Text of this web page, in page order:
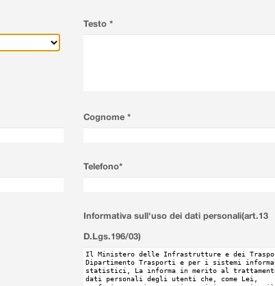
Testo *
Cognome *
Telefono*
Informativa sull'uso dei dati personali(art.13
D.Lgs.196/03)